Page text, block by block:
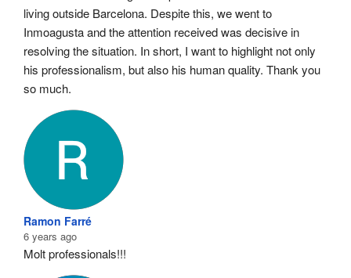
living outside Barcelona. Despite this, we went to
Inmoagusta and the attention received was decisive in
resolving the situation. In short, I want to highlight not only
his professionalism, but also his human quality. Thank you
so much.
Ramon Farré
6 years ago
Molt professionals!!!